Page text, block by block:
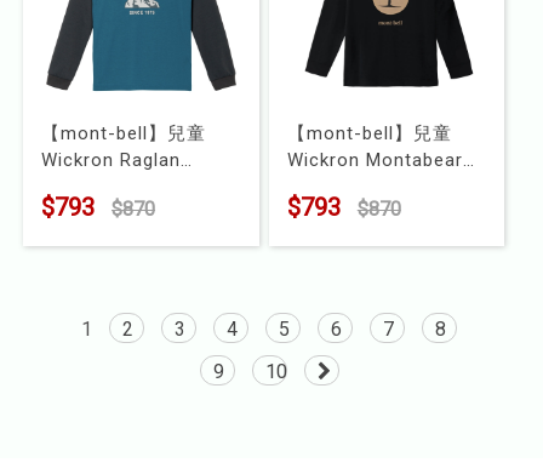
【mont-bell】兒童
Wickron Raglan
衣
$793 $870
【mont-bell】兒童
Wickron Montabear
型號 : 1114903
$793 $870
1 2 3 4 5 6 7
8
9
10